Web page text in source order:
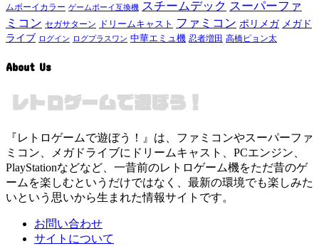
ムボーイカラー ゲームボーイ互換機 スチームデック スーパーファ
ミコン セガサターン ドリームキャスト ファミコン ポリメガ メガド
ライブ ログイン ログプラスワン 中華エミュ機 忍者増田 高橋ピョン太
About Us
『レトロゲームで遊ぼう！』は、ファミコンやスーパーファ
ミコン、メガドライブにドリームキャスト、PCエンジン、
PlayStationなどなど、一昔前のレトロゲーム機をただ昔のゲ
ームを楽しむというだけではなく、最新の環境でも楽しみた
いという思いから生まれた情報サイトです。
お問い合わせ
サイトについて